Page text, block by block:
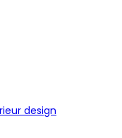
design